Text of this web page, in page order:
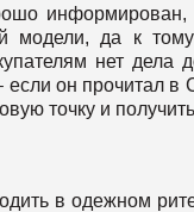
модели, да к
нет дела
если он прочитал
точку и
в одежном